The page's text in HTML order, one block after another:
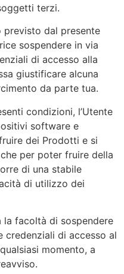
terzi.
previsto dal presente
sospendere in via
di accesso alla
giustificare alcuna
da parte tua.
condizioni, l’Utente
software e
dei Prodotti e si
per poter fruire della
di una stabile
di utilizzo dei
la facoltà di sospendere
credenziali di accesso al
momento, a